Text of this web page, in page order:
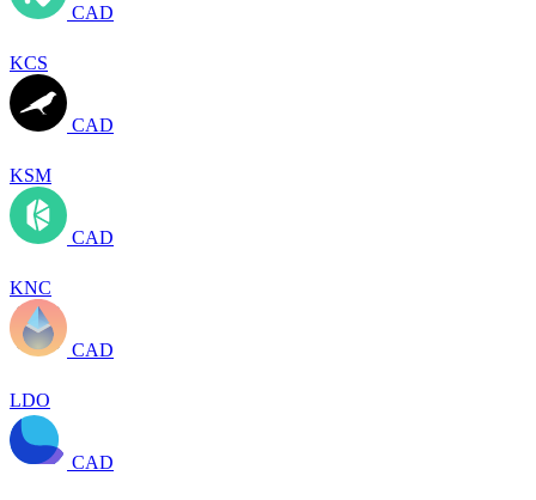
CAD
KCS
CAD
KSM
CAD
KNC
CAD
LDO
CAD